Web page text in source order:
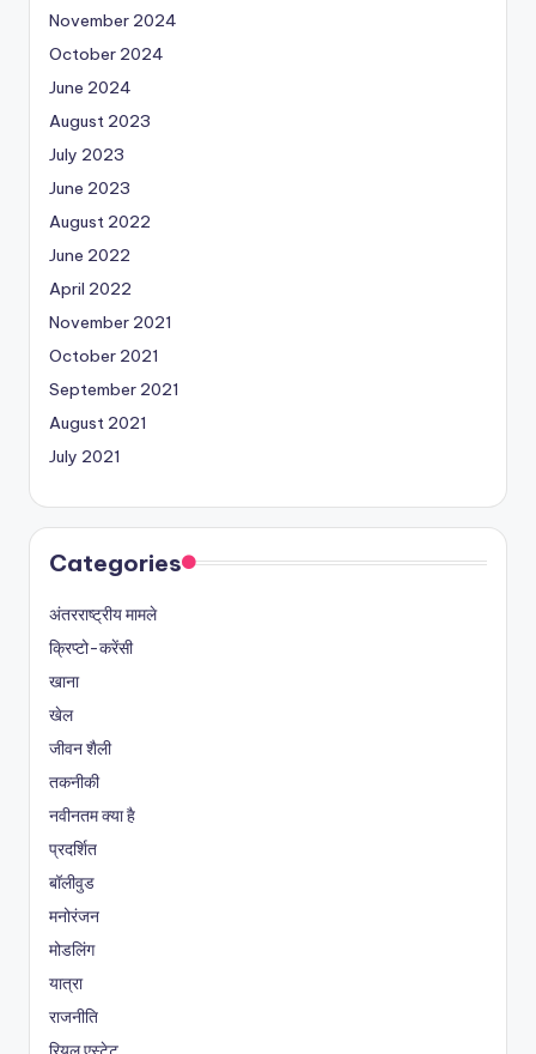
November 2024
October 2024
June 2024
August 2023
July 2023
June 2023
August 2022
June 2022
April 2022
November 2021
October 2021
September 2021
August 2021
July 2021
Categories
अंतरराष्ट्रीय मामले
क्रिप्टो-करेंसी
खाना
खेल
जीवन शैली
तकनीकी
नवीनतम क्या है
प्रदर्शित
बॉलीवुड
मनोरंजन
मोडलिंग
यात्रा
राजनीति